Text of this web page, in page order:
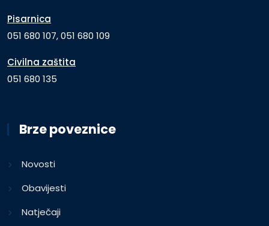
Pisarnica
051 680 107, 051 680 109
Civilna zaštita
051 680 135
Brze poveznice
Novosti
Obavijesti
Natječaji